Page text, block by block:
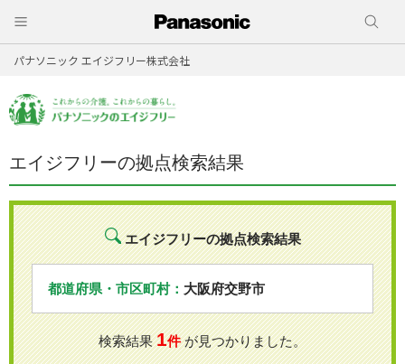
パナソニック エイジフリー株式会社
エイジフリーの拠点検索結果
エイジフリーの拠点検索結果
都道府県・市区町村： 大阪府交野市
検索結果1件が見つかりました。